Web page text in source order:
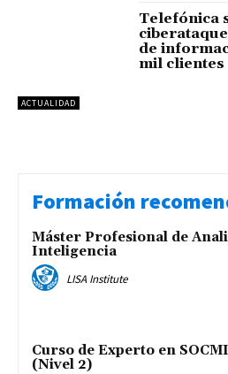
ACTUALIDAD
Telefónica
de
mil clientes
Formación
Máster Profesional de
Inteligencia
LISA Institute
Curso de Experto en
(Nivel 2)